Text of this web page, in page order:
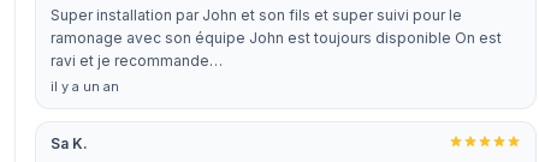
Super installation par John et son fils et super suivi pour le
ramonage avec son équipe John est toujours disponible On est
ravi et je recommande…
il y a un an
Sa K.